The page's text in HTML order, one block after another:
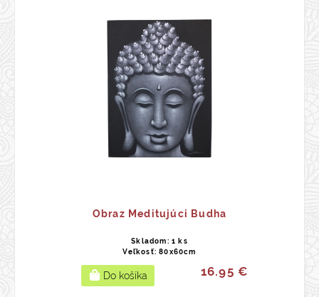
Obraz Meditujúci Budha
Skladom: 1 ks
Veľkosť: 80x60cm
16.95 €